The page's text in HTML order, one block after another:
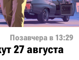
Позавчера в 13:29
27 августа